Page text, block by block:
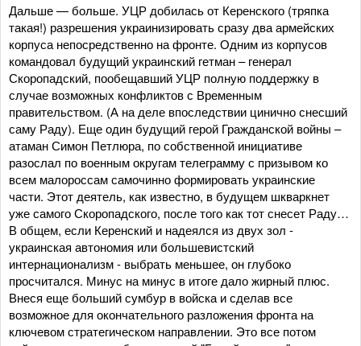
Дальше — больше. УЦР добилась от Керенского (тряпка
такая!) разрешения украинизировать сразу два армейских
корпуса непосредственно на фронте. Одним из корпусов
командовал будущий украинский гетман – генерал
Скоропадский, пообещавший УЦР полную поддержку в
случае возможных конфликтов с Временным
правительством. (А на деле впоследствии цинично снесший
саму Раду). Еще один будущий герой Гражданской войны –
атаман Симон Петлюра, по собственной инициативе
разослал по военным округам телеграмму с призывом ко
всем малороссам самочинно формировать украинские
части. Этот деятель, как известно, в будущем шкваркнет
уже самого Скоропадского, после того как тот снесет Раду…
В общем, если Керенский и надеялся из двух зол -
украинская автономия или большевистский
интернационализм - выбрать меньшее, он глубоко
просчитался. Минус на минус в итоге дало жирный плюс.
Внеся еще больший сумбур в войска и сделав все
возможное для окончательного разложения фронта на
ключевом стратегическом направлении. Это все потом